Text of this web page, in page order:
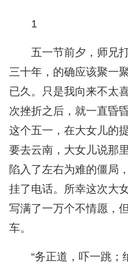
1
五一节前夕，师兄
三十年，的确应该聚一
已久。只是我向来不太
次挫折之后，就一直昏
这个五一，在大女儿的
要去云南，大女儿说那
陷入了左右为难的僵局
挂了电话。所幸这次大
写满了一万个不情愿，
车。
“务正道，吓一跳；